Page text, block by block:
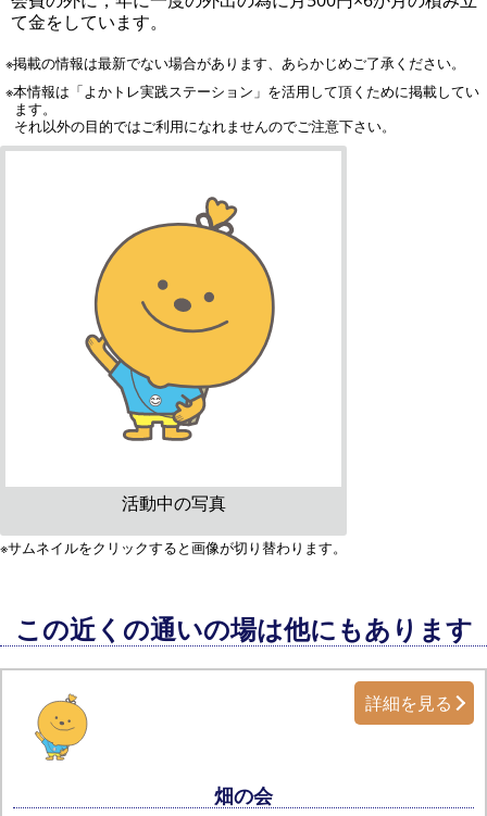
て金をしています。
※掲載の情報は最新でない場合があります、あらかじめご了承ください。
※本情報は「よかトレ実践ステーション」を活用して頂くために掲載してい
ます。
それ以外の目的ではご利用になれませんのでご注意下さい。
活動中の写真
※サムネイルをクリックすると画像が切り替わります。
この近くの通いの場は他にもあります
畑の会
詳細を見る